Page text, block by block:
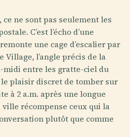
ne sont pas seulement les
C’est l’écho d’une
une cage d’escalier par
Village, l’angle précis de la
midi entre les gratte-ciel du
plaisir discret de tomber sur
à 2 a.m. après une longue
récompense ceux qui la
plutôt que comme